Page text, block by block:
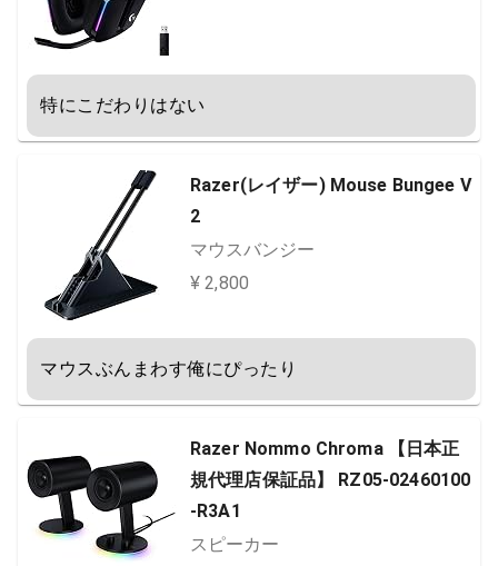
特にこだわりはない
Razer(レイザー) Mouse Bungee V
2
マウスバンジー
¥ 2,800
マウスぶんまわす俺にぴったり
Razer Nommo Chroma 【日本正
規代理店保証品】 RZ05-02460100
-R3A1
スピーカー